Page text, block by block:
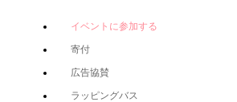
イベントに参加する
寄付
広告協賛
ラッピングバス